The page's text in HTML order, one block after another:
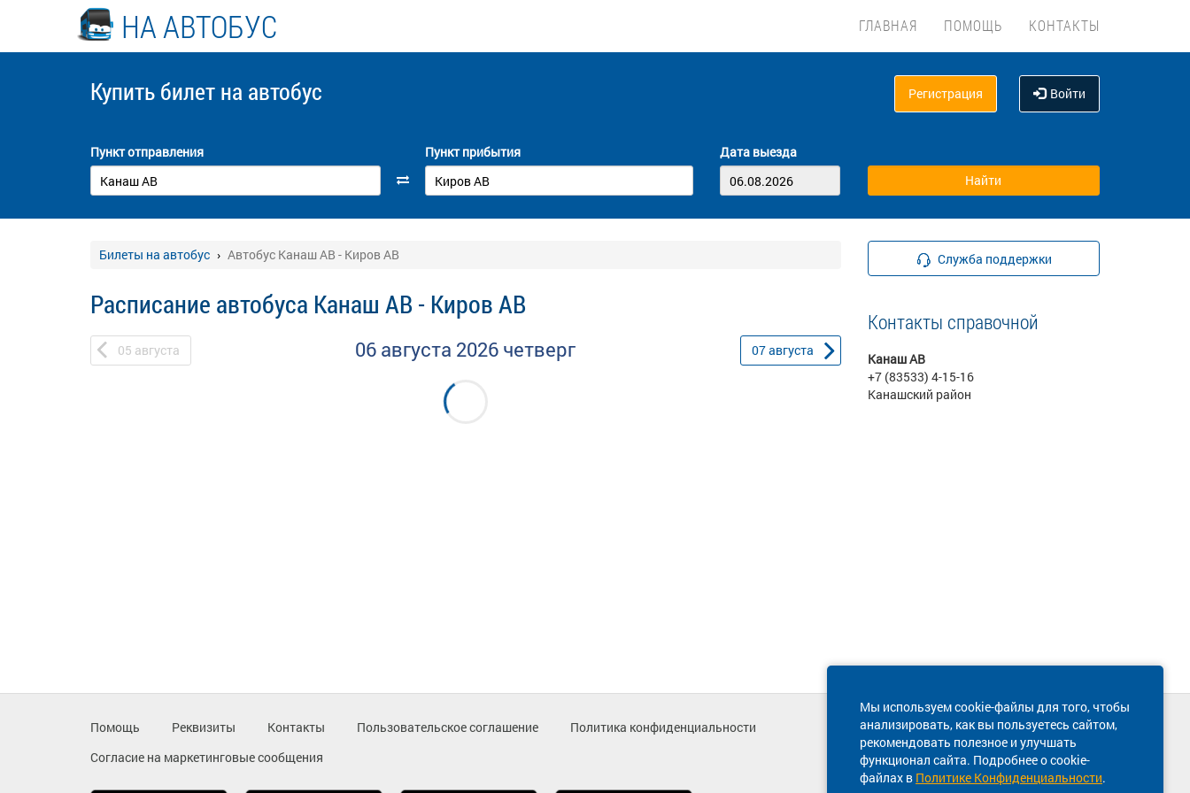
НА АВТОБУС ГЛАВНАЯ ПОМОЩЬ КОНТАКТЫ
Купить билет на автобус Регистрация Войти
Пункт отправления Пункт прибытия Дата выезда
Билеты на автобус Автобус Канаш АВ - Киров АВ
Расписание автобуса Канаш АВ - Киров АВ
05 августа 06 августа 2026 четверг 07августа
Служба поддержки
Контакты справочной
Канаш АВ
+7 (83533) 4-15-16
Канашский район
Мы используем cookie-файлы для того, чтобы
анализировать, как вы пользуетесь сайтом,
рекомендовать полезное и улучшать
функционал сайта. Подробнее о cookie-
файлах в Политике Конфиденциальности.
Помощь Реквизиты Контакты Пользовательское соглашение
Политика конфиденциальности
Согласие на маркетинговые сообщения
Техническая поддержка сайта
8 800 600-03-38